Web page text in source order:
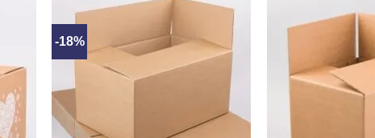
chosen
on
page
-18%